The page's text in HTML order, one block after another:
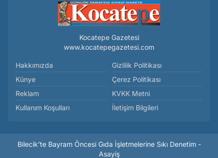
Kocatepe Gazetesi
www.kocatepegazetesi.com
Hakkımızda
Künye
Reklam
Kullanım Koşulları
Gizlilik Politikası
Çerez Politikası
KVKK Metni
İletişim Bilgileri
Bilecik’te Bayram Öncesi Gıda İşletmelerine Sıkı Denetim -
Asayiş